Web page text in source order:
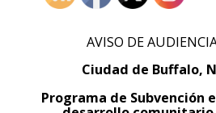
AVISO DE
Ciudad de Buffalo,
Programa de Subvención